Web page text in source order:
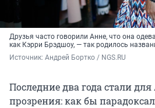
Друзья часто говорили Анне, что она
как Кэрри Брэдшоу, — так родилось
Источник: Андрей Бортко / NGS.RU
Последние два года стали
прозрения: как бы